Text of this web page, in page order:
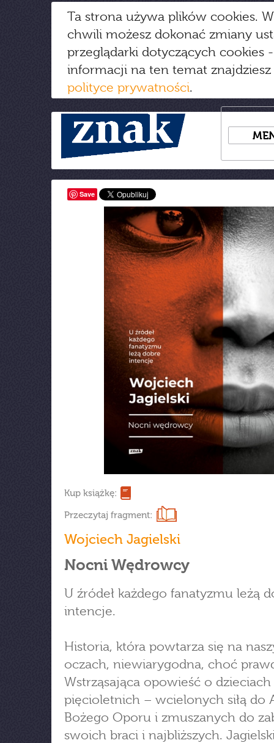
Ta strona używa plików cookies.
chwili możesz dokonać zmiany
przeglądarki dotyczących cookies
informacji na ten temat
polityce prywatności.
Save
Kup książkę:
Przeczytaj fragment:
Wojciech Jagielski
Nocni Wędrowcy
U źródeł każdego fanatyzmu leżą
intencje.
Historia, która powtarza się na
oczach, niewiarygodna, choć
Wstrząsająca opowieść o
pięcioletnich – wcielonych siłą do
Bożego Oporu i zmuszanych do
swoich braci i najbliższych.